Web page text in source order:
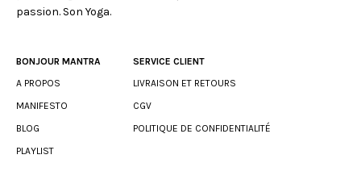
passion. Son Yoga.
BONJOUR MANTRA
A PROPOS
MANIFESTO
BLOG
PLAYLIST
SERVICE CLIENT
LIVRAISON ET RETOURS
CGV
POLITIQUE DE CONFIDENTIALITÉ